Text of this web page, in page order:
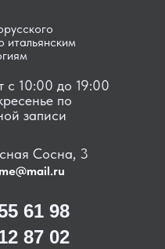
87 02
с 10:00 до 19:00
по
записи
Сосна, 3
61 98
итальянским